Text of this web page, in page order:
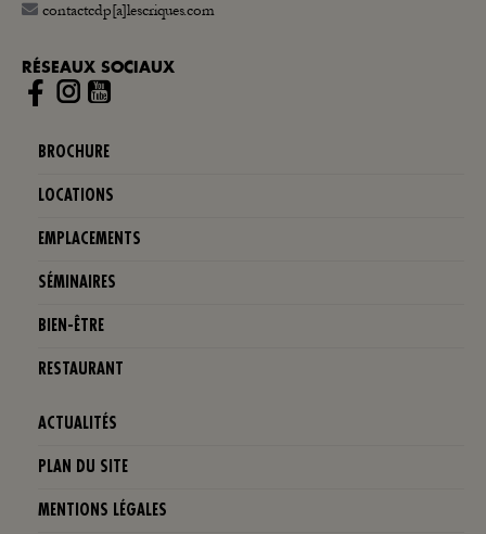
contactcdp[a]lescriques.com
RÉSEAUX SOCIAUX
Instagram
BROCHURE
LOCATIONS
EMPLACEMENTS
SÉMINAIRES
BIEN-ÊTRE
RESTAURANT
ACTUALITÉS
PLAN DU SITE
MENTIONS LÉGALES